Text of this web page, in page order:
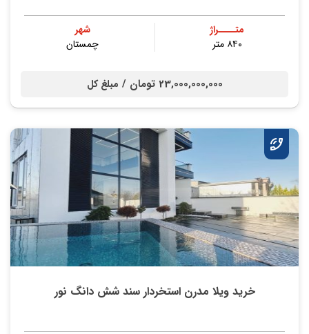
متــــراژ
۸۴۰ متر
شهر
چمستان
23,000,000,000 تومان / مبلغ کل
خرید ویلا مدرن استخردار سند شش دانگ نور